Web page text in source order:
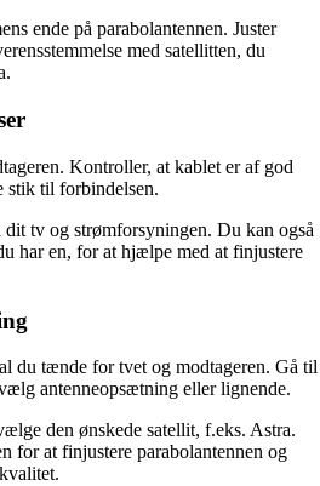
ende på parabolantennen. Juster
med satellitten, du
Kontroller, at kablet er af god
stik til forbindelsen.
tv og strømforsyningen. Du kan også
har en, for at hjælpe med at finjustere
du tænde for tvet og modtageren. Gå til
antenneopsætning eller lignende.
den ønskede satellit, f.eks. Astra.
for at finjustere parabolantennen og